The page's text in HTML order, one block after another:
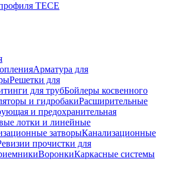
TECE
Арматура для
Решетки для
для трубБойлеры косвенного
и гидробакиРасширительные
и предохранительная
лотки и линейные
затворыКанализационные
прочистки для
ВоронкиКаркасные системы